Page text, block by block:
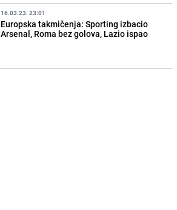
16.03.23. 23:01
Europska takmičenja: Sporting izbacio
Arsenal, Roma bez golova, Lazio ispao